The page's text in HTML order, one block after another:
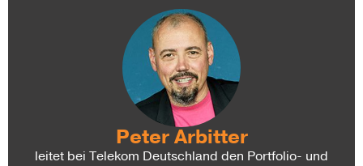
Peter Arbitter
leitet bei Telekom Deutschland den Portfolio- und